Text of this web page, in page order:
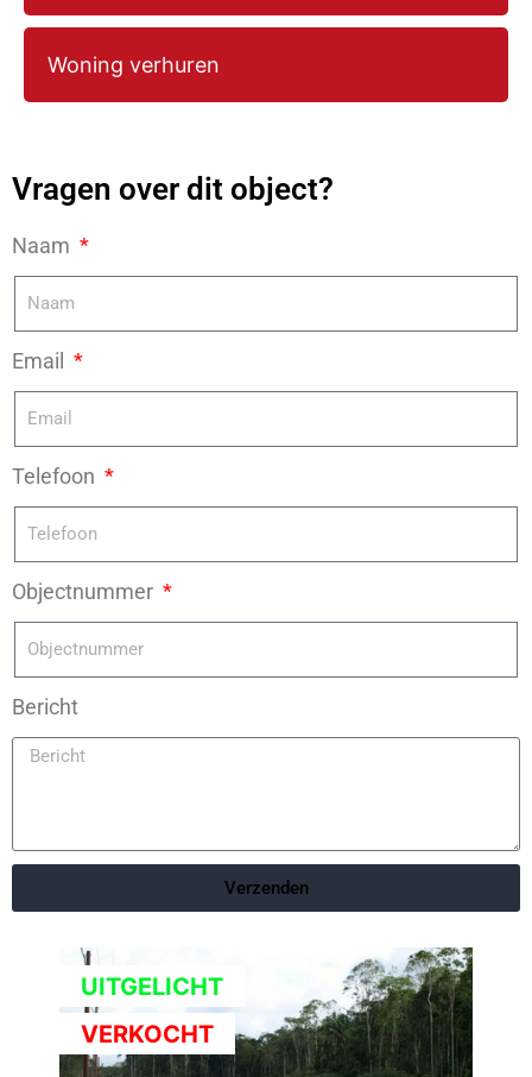
Woning verhuren
Vragen over dit object?
Naam
Email
Telefoon
Objectnummer
Bericht
Verzenden
UITGELICHT
VERKOCHT